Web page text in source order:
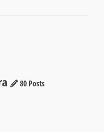
80 Posts